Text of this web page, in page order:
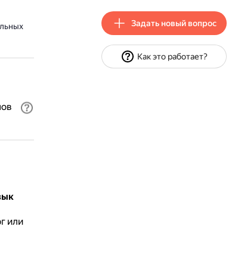
или
Задать новый вопрос
Как это работает?